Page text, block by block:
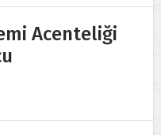
Acenteliği